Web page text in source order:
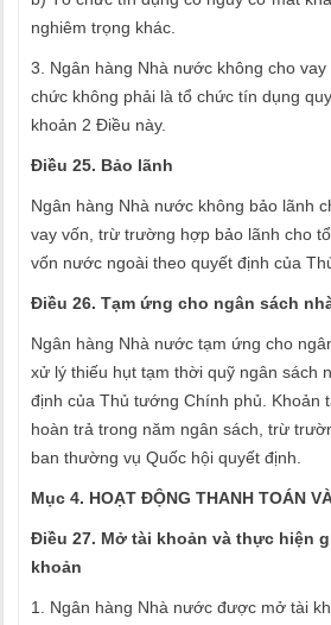
nghiêm trọng khác.
3. Ngân hàng Nhà nước không cho
chức không phải là tổ chức tín dụng
khoản 2 Điều này.
Điều 25. Bảo lãnh
Ngân hàng Nhà nước không bảo lãnh
vay vốn, trừ trường hợp bảo lãnh cho
vốn nước ngoài theo quyết định của
Điều 26. Tạm ứng cho ngân sách
Ngân hàng Nhà nước tạm ứng cho
xử lý thiếu hụt tạm thời quỹ ngân sách
định của Thủ tướng Chính phủ. Khoản
hoàn trả trong năm ngân sách, trừ
ban thường vụ Quốc hội quyết định.
Mục 4. HOẠT ĐỘNG THANH TOÁN
Điều 27. Mở tài khoản và thực hiện
khoản
1. Ngân hàng Nhà nước được mở tài